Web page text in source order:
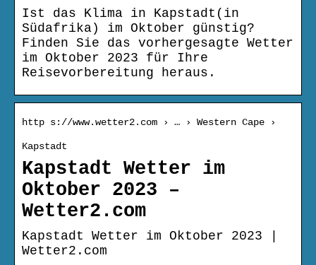
Ist das Klima in Kapstadt(in
Südafrika) im Oktober günstig?
Finden Sie das vorhergesagte Wetter
im Oktober 2023 für Ihre
Reisevorbereitung heraus.
http s://www.wetter2.com › … › Western Cape ›
Kapstadt
Kapstadt Wetter im
Oktober 2023 –
Wetter2.com
Kapstadt Wetter im Oktober 2023 |
Wetter2.com